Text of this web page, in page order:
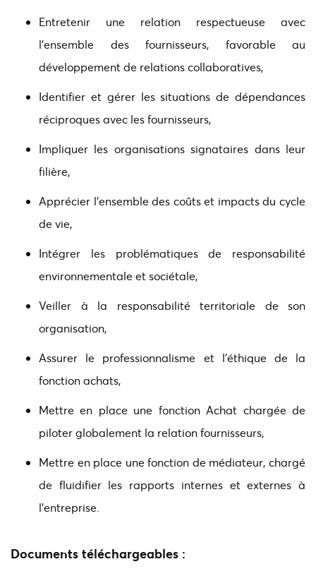
Entretenir une relation respectueuse avec
l'ensemble des fournisseurs, favorable au
développement de relations collaboratives,
Identifier et gérer les situations de dépendances
réciproques avec les fournisseurs,
Impliquer les organisations signataires dans leur
filière,
Apprécier l'ensemble des coûts et impacts du cycle
de vie,
Intégrer les problématiques de responsabilité
environnementale et sociétale,
Veiller à la responsabilité territoriale de son
organisation,
Assurer le professionnalisme et l'éthique de la
fonction achats,
Mettre en place une fonction Achat chargée de
piloter globalement la relation fournisseurs,
Mettre en place une fonction de médiateur, chargé
de fluidifier les rapports internes et externes à
l'entreprise.
Documents téléchargeables :